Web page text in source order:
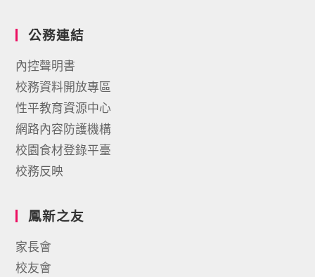
公務連結
內控聲明書
校務資料開放專區
性平教育資源中心
網路內容防護機構
校園食材登錄平臺
校務反映
鳳新之友
家長會
校友會